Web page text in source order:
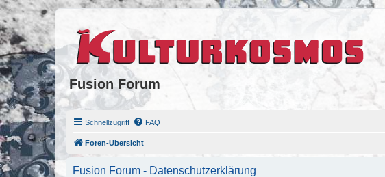
Fusion Forum
Schnellzugriff FAQ
Foren-Übersicht
Fusion Forum - Datenschutzerklärung